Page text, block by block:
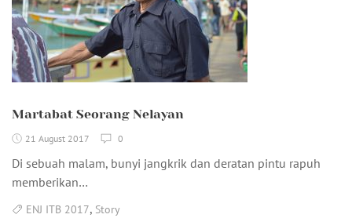
Martabat Seorang Nelayan
21 August 2017 0
Di sebuah malam, bunyi jangkrik dan deratan pintu rapuh
memberikan…
ENJ ITB 2017, Story